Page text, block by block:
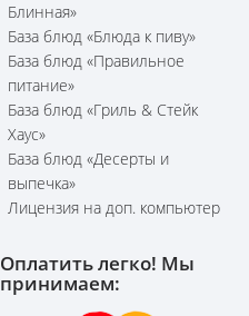
Блинная»
База блюд «Блюда к пиву»
База блюд «Правильное
питание»
База блюд «Гриль & Стейк
Хаус»
База блюд «Десерты и
выпечка»
Лицензия на доп. компьютер
Оплатить легко! Мы
принимаем: